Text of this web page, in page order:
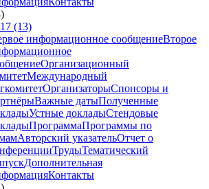
(13)
информационное сообщениеВторое
Организационный
Международный
ОрганизаторыСпонсоры и
Важные датыПолученные
Устные докладыСтендовые
ПрограммаПрограммы по
Авторский указательОтчет о
ТрудыТематический
Дополнительная
Контакты